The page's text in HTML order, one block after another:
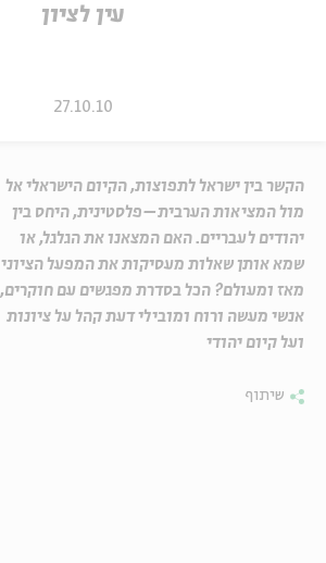
עין לציון
27.10.10
הקשר בין ישראל לתפוצות, הקיום הישראלי אל
מול המציאות הערבית–פלסטינית, היחס בין
יהודים לעבריים. האם המצאנו את הגלגל, או
שמא אותן שאלות מעסיקות את המפעל הציוני
מאז ומעולם? הכל בסדרת מפגשים עם חוקרים,
אנשי מעשה ורוח ומובילי דעת קהל על ציונות
ועל קיום יהודי
שיתוף